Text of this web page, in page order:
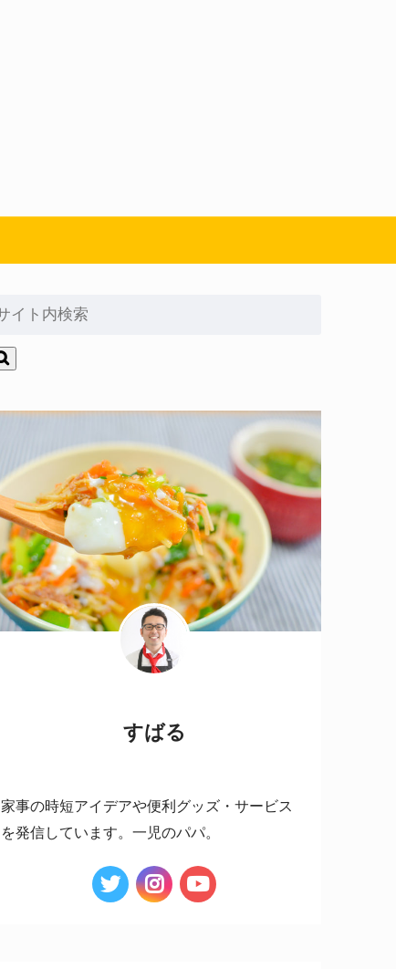
すばる
家事の時短アイデアや便利グッズ・サービス
を発信しています。一児のパパ。